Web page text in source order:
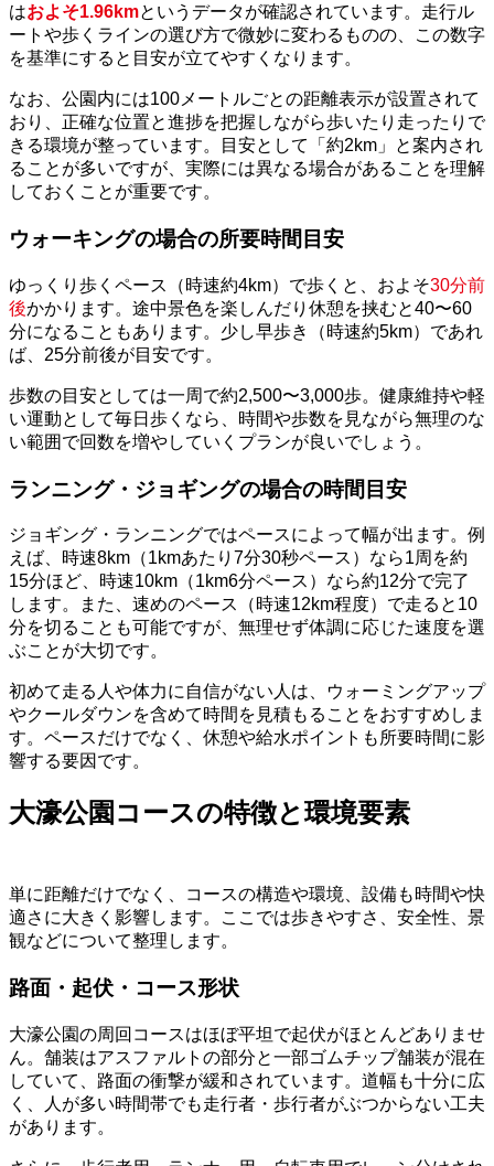
はおよそ1.96kmというデータが確認されています。走行ル
ートや歩くラインの選び方で微妙に変わるものの、この数字
を基準にすると目安が立てやすくなります。
なお、公園内には100メートルごとの距離表示が設置されて
おり、正確な位置と進捗を把握しながら歩いたり走ったりで
きる環境が整っています。目安として「約2km」と案内され
ることが多いですが、実際には異なる場合があることを理解
しておくことが重要です。
ウォーキングの場合の所要時間目安
ゆっくり歩くペース（時速約4km）で歩くと、およそ30分前
後かかります。途中景色を楽しんだり休憩を挟むと40〜60
分になることもあります。少し早歩き（時速約5km）であれ
ば、25分前後が目安です。
歩数の目安としては一周で約2,500〜3,000歩。健康維持や軽
い運動として毎日歩くなら、時間や歩数を見ながら無理のな
い範囲で回数を増やしていくプランが良いでしょう。
ランニング・ジョギングの場合の時間目安
ジョギング・ランニングではペースによって幅が出ます。例
えば、時速8km（1kmあたり7分30秒ペース）なら1周を約
15分ほど、時速10km（1km6分ペース）なら約12分で完了
します。また、速めのペース（時速12km程度）で走ると10
分を切ることも可能ですが、無理せず体調に応じた速度を選
ぶことが大切です。
初めて走る人や体力に自信がない人は、ウォーミングアップ
やクールダウンを含めて時間を見積もることをおすすめしま
す。ペースだけでなく、休憩や給水ポイントも所要時間に影
響する要因です。
大濠公園コースの特徴と環境要素
単に距離だけでなく、コースの構造や環境、設備も時間や快
適さに大きく影響します。ここでは歩きやすさ、安全性、景
観などについて整理します。
路面・起伏・コース形状
大濠公園の周回コースはほぼ平坦で起伏がほとんどありませ
ん。舗装はアスファルトの部分と一部ゴムチップ舗装が混在
していて、路面の衝撃が緩和されています。道幅も十分に広
く、人が多い時間帯でも走行者・歩行者がぶつからない工夫
があります。